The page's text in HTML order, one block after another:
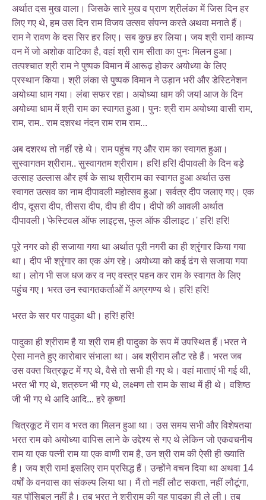
अर्थात दस मुख वाला। जिसके सारे मुख व प्राण श्रीलंका में जिस दिन हर
लिए गए थे, हम उस दिन राम विजय उत्सव संपन्न करते अथवा मनाते हैं।
राम ने रावण के दस सिर हर लिए। सब कुछ हर लिया। जय श्री राम! काम्य
वन में जो अशोक वाटिका है, वहां श्री राम सीता का पुनः मिलन हुआ।
तत्पश्चात श्री राम ने पुष्पक विमान में आरूढ़ होकर अयोध्या के लिए
प्रस्थान किया। श्री लंका से पुष्पक विमान ने उड़ान भरी और डेस्टिनेशन
अयोध्या धाम गया। लंबा सफर रहा। अयोध्या धाम की जय! आज के दिन
अयोध्या धाम में श्री राम का स्वागत हुआ। पुनः श्री राम अयोध्या वासी राम,
राम, राम.. राम दशरथ नंदन राम राम राम...
अब दशरथ तो नहीं रहे थे। राम पहुंच गए और राम का स्वागत हुआ।
सुस्वागतम श्रीराम.. सुस्वागतम श्रीराम। हरि! हरि! दीपावली के दिन बड़े
उत्साह उल्लास और हर्ष के साथ श्रीराम का स्वागत हुआ अर्थात उस
स्वागत उत्सव का नाम दीपावली महोत्सव हुआ। सर्वत्र दीप जलाए गए। एक
दीप, दूसरा दीप, तीसरा दीप, दीप ही दीप। दीपों की आवली अर्थात
दीपावली।'फेस्टिवल ऑफ लाइट्स, फुल ऑफ डीलाइट।' हरि! हरि!
पूरे नगर को ही सजाया गया था अर्थात पूरी नगरी का ही श्रृंगार किया गया
था। दीप भी श्रृंगार का एक अंग रहे। अयोध्या को कई ढंग से सजाया गया
था। लोग भी सज धज कर व नए वस्त्र पहन कर राम के स्वागत के लिए
पहुंच गए। भरत उन स्वागतकर्ताओं में अग्रगण्य थे। हरि! हरि!
भरत के सर पर पादुका थी। हरि! हरि!
पादुका ही श्रीराम है या श्री राम ही पादुका के रूप में उपस्थित हैं।भरत ने
ऐसा मानते हुए कारोबार संभाला था। अब श्रीराम लौट रहे हैं। भरत जब
उस वक्त चित्रकूट में गए थे, वैसे तो सभी ही गए थे। वहां माताएं भी गई थी,
भरत भी गए थे, शत्रुघ्न भी गए थे, लक्ष्मण तो राम के साथ में ही थे। वशिष्ठ
जी भी गए थे आदि आदि... हरे कृष्ण!
चित्रकूट में राम व भरत का मिलन हुआ था। उस समय सभी और विशेषतया
भरत राम को अयोध्या वापिस लाने के उद्देश्य से गए थे लेकिन जो एकवचनीय
राम या एक पत्नी राम या एक वाणी राम है, उन श्री राम की ऐसी ही ख्याति
है। जय श्री राम! इसलिए राम प्रसिद्ध हैं। उन्होंने वचन दिया था अथवा 14
वर्षों के वनवास का संकल्प लिया था। मैं तो नहीं लौट सकता, नहीं लौटूंगा,
यह पॉसिबल नहीं है। तब भरत ने श्रीराम की यह पादुका ही ले ली। तब